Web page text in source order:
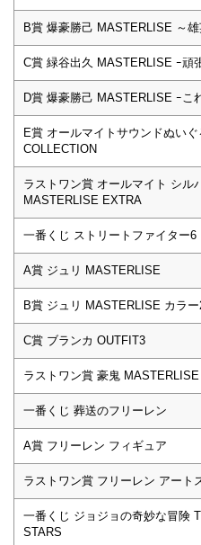
B賞 爆豪勝己 MASTERLISE ～雄
C賞 緑谷出久 MASTERLISE ｰ頑
D賞 爆豪勝己 MASTERLISE ｰこ
E賞 オールマイトサウンドぬい
COLLECTION
ラストワン賞 オールマイト シル
MASTERLISE EXTRA
一番くじ ストリートファイター6
A賞 ジュリ MASTERLISE
B賞 ジュリ MASTERLISE カラー
C賞 ブランカ OUTFIT3
ラストワン賞 豪鬼 MASTERLISE
一番くじ 葬送のフリーレン
A賞 フリーレン フィギュア
ラストワン賞 フリーレン アート
一番くじ ジョジョの奇妙な冒険
STARS